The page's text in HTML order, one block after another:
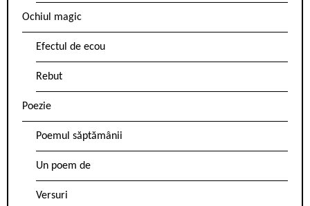
Ochiul magic
Efectul de ecou
Rebut
Poezie
Poemul săptămânii
Un poem de
Versuri